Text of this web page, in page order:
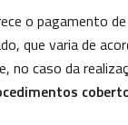
o pagamento
que varia de
no caso da